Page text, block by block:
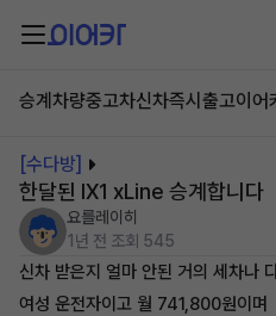
승계차량중고차신차즉시출고이어
[수다방]
한달된 IX1 xLine 승계합니다
요를레이히
1년 전 조회 545
신차 받은지 얼마 안된 거의 세차나
여성 운전자이고 월 741,800원이며